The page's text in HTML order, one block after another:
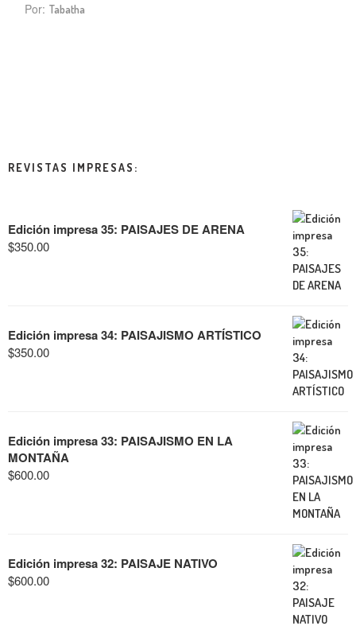
Por: Tabatha
REVISTAS IMPRESAS:
Edición impresa 35: PAISAJES DE ARENA
$350.00
Edición impresa 34: PAISAJISMO ARTÍSTICO
$350.00
Edición impresa 33: PAISAJISMO EN LA
MONTAÑA
$600.00
Edición impresa 32: PAISAJE NATIVO
$600.00